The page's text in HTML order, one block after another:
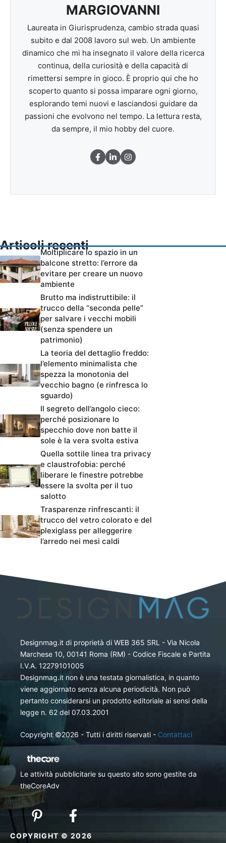
MARGIOVANNI
Laureata in Giurisprudenza, cambio strada quasi
subito e dal 2008 lavoro sul web. Un ambiente
dinamico che mi ha insegnato il valore della ricerca
continua, della curiosità e della capacità di
rimettersi sempre in gioco. È proprio qui che ho
scoperto quanto si possa imparare ogni giorno,
esplorando temi nuovi e lasciandosi guidare da
passioni che evolvono nel tempo. La lettura resta,
da sempre, il mio hobby del cuore.
Articoli recenti
Moltiplicare lo spazio in un
balcone stretto: l’errore da
evitare per creare un nuovo
ambiente
Brutto ma indistruttibile: il
trucco della “seconda pelle”
per salvare i vecchi mobili
(senza spendere un
patrimonio)
La teoria del dettaglio freddo:
l’elemento minimalista che
spezza la monotonia del
vecchio bagno (e rinfresca lo
sguardo)
Il segreto dell’angolo cieco:
perché posizionare lo
specchio dove non batte il
sole è la vera svolta estiva
Quella sottile linea tra privacy
e claustrofobia: perché
liberare le finestre potrebbe
essere la svolta per il tuo
salotto
Trasparenze rinfrescanti: il
trucco del vetro colorato e del
plexiglass per alleggerire
l’arredo nei mesi caldi
Designmag.it di proprietà di WEB 365 SRL - Via Nicola
Marchese 10, 00141 Roma (RM) - Codice Fiscale e Partita
I.V.A. 12279101005
Designmag.it non è una testata giornalistica, in quanto
viene aggiornato senza alcuna periodicità. Non può
pertanto considerarsi un prodotto editoriale ai sensi della
legge n. 62 del 07.03.2001
Copyright ©2026 - Tutti i diritti riservati - Contattaci
Le attività pubblicitarie su questo sito sono gestite da
theCoreAdv
COPYRIGHT © 2026